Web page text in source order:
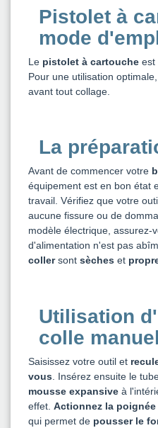
Pistolet à
mode
Le pistolet à cartouche est
Pour une utilisation
avant tout collage.
La
Avant de commencer votre
équipement est en bon état
travail. Vérifiez que votre
aucune fissure ou de
modèle électrique, assurez-
d'alimentation n'est pas
collersont sèches et
Utilisation
colle manuel
Saisissez votre outil et
vous . Insérez ensuite le
mousse expansive à
effet. Actionnez la poignée
qui permet de pousser le